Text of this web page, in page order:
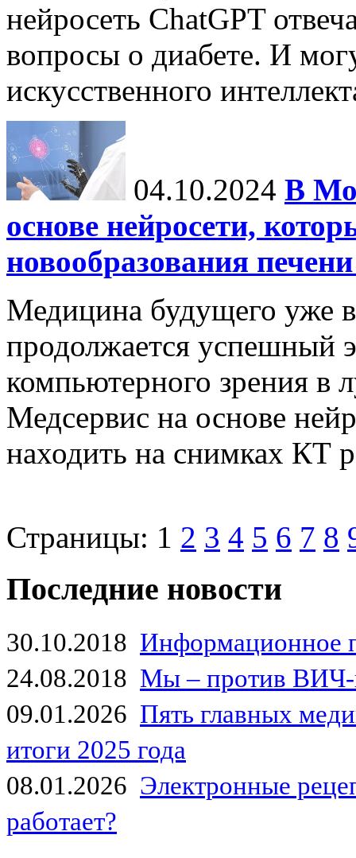
нейросеть ChatGPT
вопросы о диабете. И
искусственного
04.10.2024 В
основе нейросети,
новообразования
Медицина будущего уже
продолжается успешный
компьютерного зрения в
Медсервис на основе
находить на снимках КТ
Страницы: 1 2 3 4 5 6 7 8
Последние новости
30.10.2018 Информационное
24.08.2018 Мы – против
09.01.2026 Пять главных
итоги 2025 года
08.01.2026 Электронные
работает?